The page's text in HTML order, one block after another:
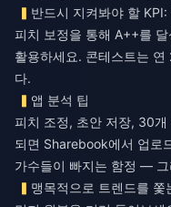
반드시 지켜봐야 할
피치 보정을 통해 A++를
활용하세요. 콘테스트는
다.
앱 분석 팁
피치 조정, 초안 저장, 30
되면 Sharebook에서 업로
가수들이 빠지는 함정 — 그
맹목적으로 트렌드를 쫓